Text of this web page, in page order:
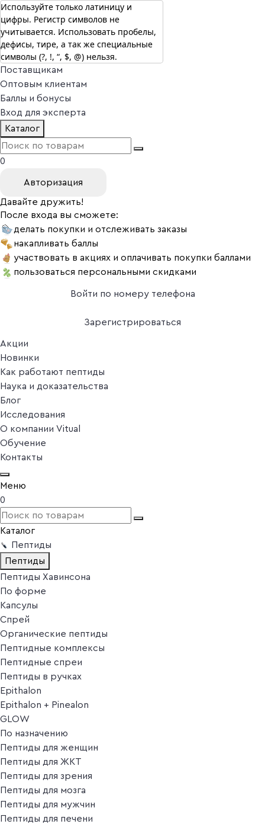
г. Москва
Vitual Peptide +7 (800) 101-13-25
Специалистам
Поставщикам
Оптовым клиентам
Баллы и бонусы
Вход для эксперта
Каталог
0
Авторизация
Давайте дружить!
После входа вы сможете:
делать покупки и отслеживать заказы
накапливать баллы
участвовать в акциях и оплачивать покупки баллами
пользоваться персональными скидками
Войти по номеру телефона
Зарегистрироваться
Акции
Новинки
Как работают пептиды
Наука и доказательства
Блог
Исследования
О компании Vitual
Обучение
Контакты
Меню
0
Каталог
Пептиды
Пептиды
Пептиды Хавинсона
По форме
Капсулы
Спрей
Органические пептиды
Пептидные комплексы
Пептидные спреи
Пептиды в ручках
Epithalon
Epithalon + Pinealon
GLOW
По назначению
Пептиды для женщин
Пептиды для ЖКТ
Пептиды для зрения
Пептиды для мозга
Пептиды для мужчин
Пептиды для печени
Используйте только латиницу и
цифры. Регистр символов не
учитывается. Использовать пробелы,
дефисы, тире, а так же специальные
символы (?, !, “, $, @) нельзя.